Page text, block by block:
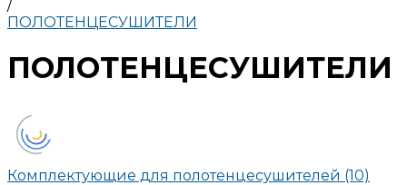
/
ПОЛОТЕНЦЕСУШИТЕЛИ
ПОЛОТЕНЦЕСУШИТЕЛИ
Комплектующие для полотенцесушителей (10)